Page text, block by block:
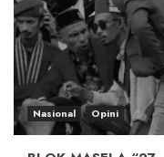
Nasional Opini